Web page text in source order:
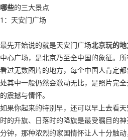
哪些的三大景点
1：天安门广场
最先开始说的就是天安门广场北京玩的
中心广场，是北京乃至全中国的象征。
看过无数图片的地方，每个中国人肯定
处其中一般仍然会激动无比，是照片完
的震撼与情怀。
如果你起来的特别早，还可以早上去看
时的升旗、日落时的降旗是最受瞩目的
分钟，那种浓烈的家国情怀让人十分触